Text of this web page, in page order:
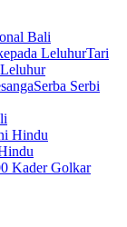
Bali
Tari
Serba Serbi
Kader Golkar